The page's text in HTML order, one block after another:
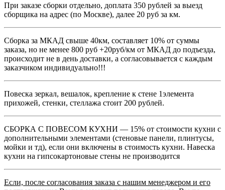
При заказе сборки отдельно, доплата 350 рублей за выезд
сборщика на адрес (по Москве), далее 20 руб за км.
Сборка за МКАД свыше 40км, составляет 10% от суммы
заказа, но не менее 800 руб +20руб/км от МКАД до подъезда,
происходит не в день доставки, а согласовывается с каждым
заказчиком индивидуально!!!
Повеска зеркал, вешалок, крепление к стене 1элемента
прихожей, стенки, стеллажа стоит 200 рублей.
СБОРКА С ПОВЕСОМ КУХНИ — 15% от стоимости кухни с
дополнительными элементами (стеновые панели, плинтусы,
мойки и тд), если они включены в стоимость кухни. Навеска
кухни на гипсокартоновые стены не производится
Если, после согласования заказа с нашим менеджером и его